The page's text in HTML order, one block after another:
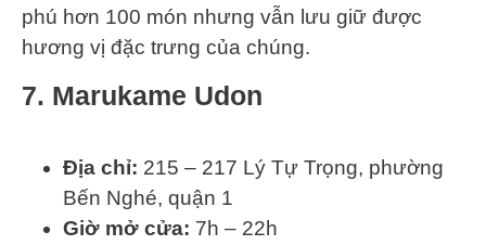
phú hơn 100 món nhưng vẫn lưu giữ được
hương vị đặc trưng của chúng.
7. Marukame Udon
Địa chỉ: 215 – 217 Lý Tự Trọng, phường
Bến Nghé, quận 1
Giờ mở cửa: 7h – 22h